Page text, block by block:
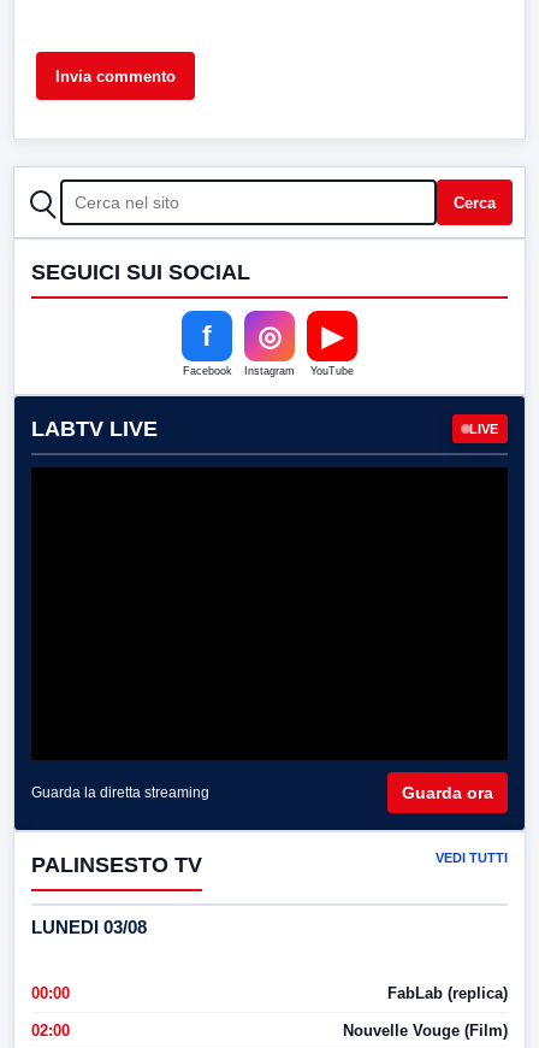
CERCA Cerca
SEGUICI SUI SOCIAL
f
Facebook
◎
Instagram
▶
YouTube
LABTV LIVE LIVE
Guarda la diretta streaming Guarda ora
PALINSESTO TV VEDI TUTTI
LUNEDI 03/08
00:00 FabLab (replica)
02:00 Nouvelle Vouge (Film)